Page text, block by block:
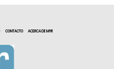
CONTACTO ACERCA DE MYR